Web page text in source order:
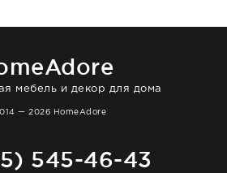
быстро. Взаимодействием
мебель и декор для дома
— 2026 HomeAdore
545-46-43